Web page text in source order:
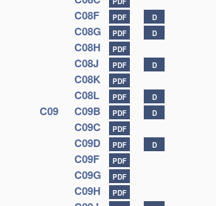
C08F PDF D
C08G PDF D
C08H PDF
C08J PDF D
C08K PDF
C08L PDF D
C09 C09B PDF D
C09C PDF
C09D PDF D
C09F PDF
C09G PDF
C09H PDF